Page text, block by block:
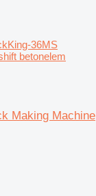
36MS
betonelem
Making Machine